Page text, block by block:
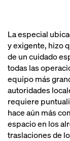
La especial
y exigente, hizo
de un cuidado
todas las
equipo más
autoridades
requiere
hace aún más
espacio en los
traslaciones de